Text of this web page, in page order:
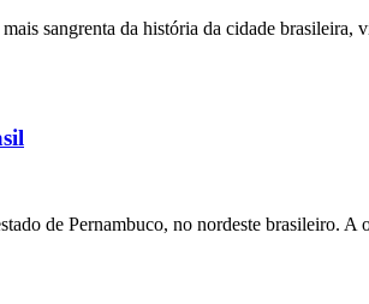
sangrenta da história da cidade
de Pernambuco, no nordeste brasileiro.